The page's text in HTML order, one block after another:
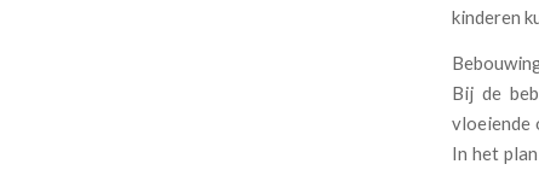
kinderen
Bij de
vloeiende
In het